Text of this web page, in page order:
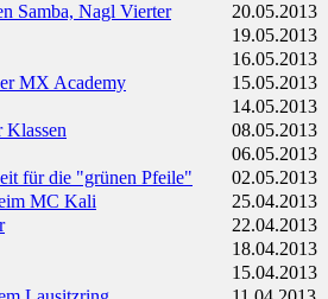
Samba, Nagl Vierter
20.05.2013
19.05.2013
16.05.2013
MX Academy
15.05.2013
14.05.2013
Klassen
08.05.2013
06.05.2013
für die "grünen Pfeile"
02.05.2013
MC Kali
25.04.2013
22.04.2013
18.04.2013
15.04.2013